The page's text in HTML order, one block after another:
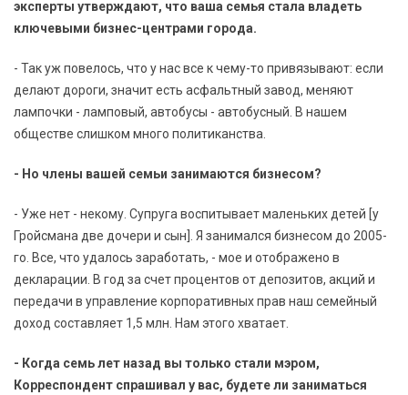
эксперты утверждают, что ваша семья стала владеть
ключевыми бизнес-центрами города.
- Так уж повелось, что у нас все к чему-то привязывают: если
делают дороги, значит есть асфальтный завод, меняют
лампочки - ламповый, автобусы - автобусный. В нашем
обществе слишком много политиканства.
- Но члены вашей семьи занимаются бизнесом?
- Уже нет - некому. Супруга воспитывает маленьких детей [у
Гройсмана две дочери и сын]. Я занимался бизнесом до 2005-
го. Все, что удалось заработать, - мое и отображено в
декларации. В год за счет процентов от депозитов, акций и
передачи в управление корпоративных прав наш семейный
доход составляет 1,5 млн. Нам этого хватает.
- Когда семь лет назад вы только стали мэром,
Корреспондент спрашивал у вас, будете ли заниматься